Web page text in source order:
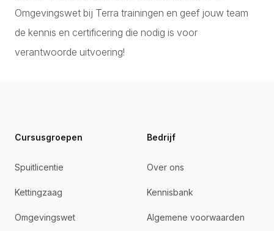
Omgevingswet bij Terra trainingen en geef jouw team
de kennis en certificering die nodig is voor
verantwoorde uitvoering!
Cursusgroepen
Spuitlicentie
Kettingzaag
Omgevingswet
Bedrijf
Over ons
Kennisbank
Algemene voorwaarden